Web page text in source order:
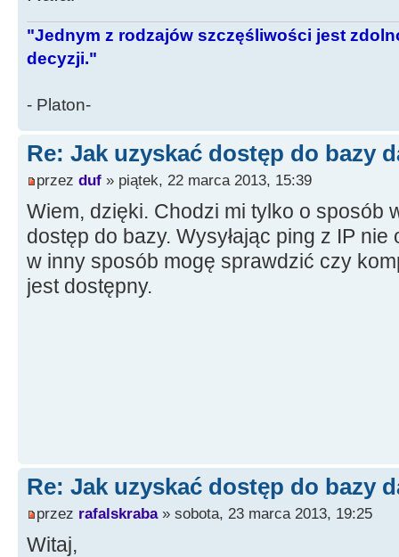
"Jednym z rodzajów szczęśliwości jest
decyzji."
- Platon-
Re: Jak uzyskać dostęp do bazy
przez duf » piątek, 22 marca 2013, 15:39
Wiem, dzięki. Chodzi mi tylko o sposób
dostęp do bazy. Wysyłając ping z IP
w inny sposób mogę sprawdzić czy
jest dostępny.
Re: Jak uzyskać dostęp do bazy
przez rafalskraba» sobota, 23 marca 2013, 19:25
Witaj,